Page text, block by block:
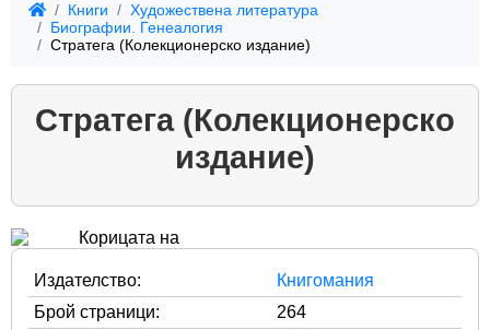
Книги
Художествена литература
Биографии. Генеалогия
Стратега (Колекционерско издание)
Стратега (Колекционерско
издание)
Издателство:
Книгомания
Брой страници:
264